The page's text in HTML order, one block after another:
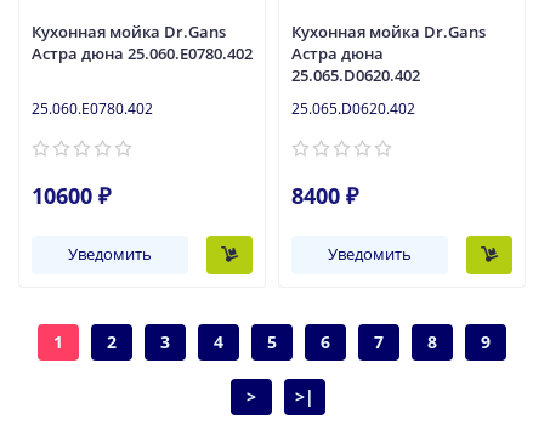
Кухонная мойка Dr.Gans
Астра дюна 25.060.E0780.402
25.060.E0780.402
10600 ₽
Уведомить
Кухонная мойка Dr.Gans
Астра дюна
25.065.D0620.402
25.065.D0620.402
8400 ₽
Уведомить
1 2 3 4 5 6 7 8 9
> >|